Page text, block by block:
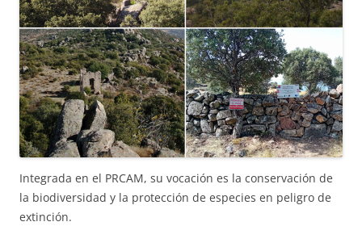
Integrada en el PRCAM, su vocación es la conservación de
la biodiversidad y la protección de especies en peligro de
extinción.